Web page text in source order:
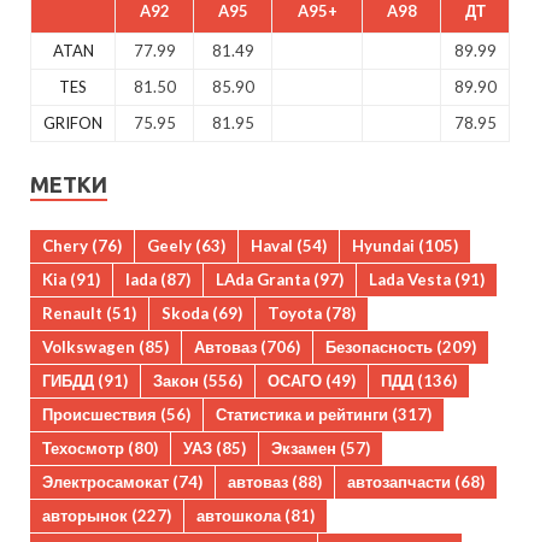
A92 A95 A95+ A98 ДТ
ATAN 77.99 81.49
89.99
TES
81.50 85.90
89.90
GRIFON
75.95 81.95 78.95
МЕТКИ
Chery (76) Geely (63) Haval (54) Hyundai (105)
Kia (91) lada (87) LAda Granta (97) Lada Vesta (91)
Renault (51) Skoda (69) Toyota (78)
Volkswagen (85) Автоваз (706) Безопасность (209)
ГИБДД (91) Закон (556) ОСАГО (49) ПДД (136)
Происшествия (56) Статистика и рейтинги (317)
Техосмотр (80) УАЗ (85) Экзамен (57)
Электросамокат (74) автоваз (88) автозапчасти (68)
авторынок (227) автошкола(81)